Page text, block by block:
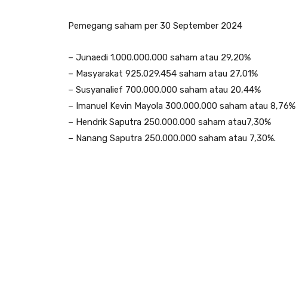
Pemegang saham per 30 September 2024
– Junaedi 1.000.000.000 saham atau 29,20%
– Masyarakat 925.029.454 saham atau 27,01%
– Susyanalief 700.000.000 saham atau 20,44%
– Imanuel Kevin Mayola 300.000.000 saham atau 8,76%
– Hendrik Saputra 250.000.000 saham atau7,30%
– Nanang Saputra 250.000.000 saham atau 7,30%.